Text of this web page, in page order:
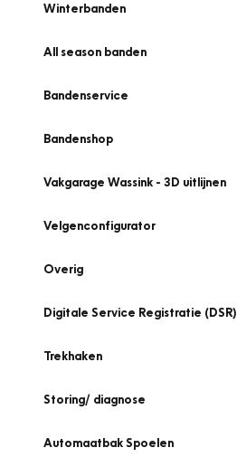
Winterbanden
All season banden
Bandenservice
Bandenshop
Vakgarage Wassink - 3D uitlijnen
Velgenconfigurator
Overig
Digitale Service Registratie (DSR)
Trekhaken
Storing/ diagnose
Automaatbak Spoelen